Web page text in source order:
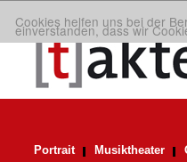
Cookies helfen uns bei der
einverstanden, dass wir
Portrait Musiktheater